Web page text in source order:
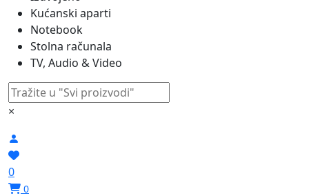
Kućanski aparti
Notebook
Stolna računala
TV, Audio & Video
×
0
0